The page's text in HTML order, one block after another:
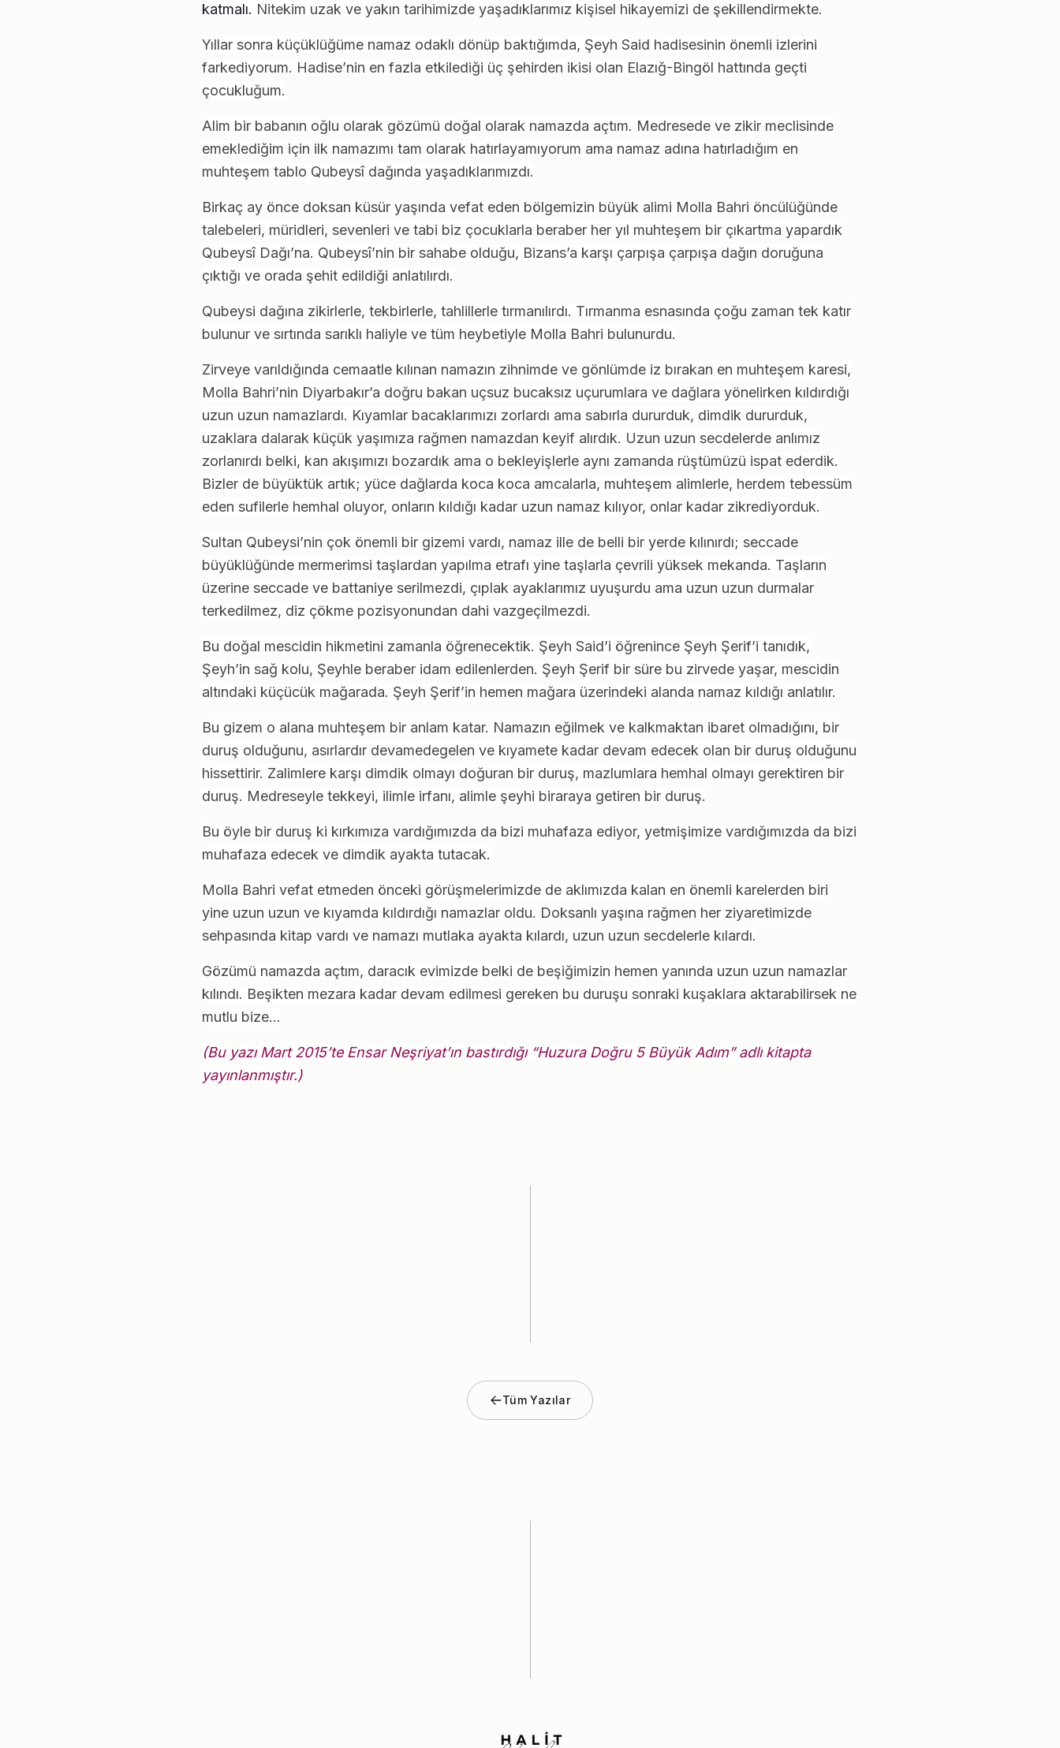
katmalı. Nitekim uzak ve yakın tarihimizde yaşadıklarımız kişisel hikayemizi de şekillendirmekte.
Yıllar sonra küçüklüğüme namaz odaklı dönüp baktığımda, Şeyh Said hadisesinin önemli izlerini
farkediyorum. Hadise’nin en fazla etkilediği üç şehirden ikisi olan Elazığ-Bingöl hattında geçti
çocukluğum.
Alim bir babanın oğlu olarak gözümü doğal olarak namazda açtım. Medresede ve zikir meclisinde
emeklediğim için ilk namazımı tam olarak hatırlayamıyorum ama namaz adına hatırladığım en
muhteşem tablo Qubeysî dağında yaşadıklarımızdı.
Birkaç ay önce doksan küsür yaşında vefat eden bölgemizin büyük alimi Molla Bahri öncülüğünde
talebeleri, müridleri, sevenleri ve tabi biz çocuklarla beraber her yıl muhteşem bir çıkartma yapardık
Qubeysî Dağı’na. Qubeysî’nin bir sahabe olduğu, Bizans’a karşı çarpışa çarpışa dağın doruğuna
çıktığı ve orada şehit edildiği anlatılırdı.
Qubeysi dağına zikirlerle, tekbirlerle, tahlillerle tırmanılırdı. Tırmanma esnasında çoğu zaman tek katır
bulunur ve sırtında sarıklı haliyle ve tüm heybetiyle Molla Bahri bulunurdu.
Zirveye varıldığında cemaatle kılınan namazın zihnimde ve gönlümde iz bırakan en muhteşem karesi,
Molla Bahri’nin Diyarbakır’a doğru bakan uçsuz bucaksız uçurumlara ve dağlara yönelirken kıldırdığı
uzun uzun namazlardı. Kıyamlar bacaklarımızı zorlardı ama sabırla dururduk, dimdik dururduk,
uzaklara dalarak küçük yaşımıza rağmen namazdan keyif alırdık. Uzun uzun secdelerde anlımız
zorlanırdı belki, kan akışımızı bozardık ama o bekleyişlerle aynı zamanda rüştümüzü ispat ederdik.
Bizler de büyüktük artık; yüce dağlarda koca koca amcalarla, muhteşem alimlerle, herdem tebessüm
eden sufilerle hemhal oluyor, onların kıldığı kadar uzun namaz kılıyor, onlar kadar zikrediyorduk.
Sultan Qubeysi’nin çok önemli bir gizemi vardı, namaz ille de belli bir yerde kılınırdı; seccade
büyüklüğünde mermerimsi taşlardan yapılma etrafı yine taşlarla çevrili yüksek mekanda. Taşların
üzerine seccade ve battaniye serilmezdi, çıplak ayaklarımız uyuşurdu ama uzun uzun durmalar
terkedilmez, diz çökme pozisyonundan dahi vazgeçilmezdi.
Bu doğal mescidin hikmetini zamanla öğrenecektik. Şeyh Said’i öğrenince Şeyh Şerif’i tanıdık,
Şeyh’in sağ kolu, Şeyhle beraber idam edilenlerden. Şeyh Şerif bir süre bu zirvede yaşar, mescidin
altındaki küçücük mağarada. Şeyh Şerif’in hemen mağara üzerindeki alanda namaz kıldığı anlatılır.
Bu gizem o alana muhteşem bir anlam katar. Namazın eğilmek ve kalkmaktan ibaret olmadığını, bir
duruş olduğunu, asırlardır devamedegelen ve kıyamete kadar devam edecek olan bir duruş olduğunu
hissettirir. Zalimlere karşı dimdik olmayı doğuran bir duruş, mazlumlara hemhal olmayı gerektiren bir
duruş. Medreseyle tekkeyi, ilimle irfanı, alimle şeyhi biraraya getiren bir duruş.
Bu öyle bir duruş ki kırkımıza vardığımızda da bizi muhafaza ediyor, yetmişimize vardığımızda da bizi
muhafaza edecek ve dimdik ayakta tutacak.
Molla Bahri vefat etmeden önceki görüşmelerimizde de aklımızda kalan en önemli karelerden biri
yine uzun uzun ve kıyamda kıldırdığı namazlar oldu. Doksanlı yaşına rağmen her ziyaretimizde
sehpasında kitap vardı ve namazı mutlaka ayakta kılardı, uzun uzun secdelerle kılardı.
Gözümü namazda açtım, daracık evimizde belki de beşiğimizin hemen yanında uzun uzun namazlar
kılındı. Beşikten mezara kadar devam edilmesi gereken bu duruşu sonraki kuşaklara aktarabilirsek ne
mutlu bize…
(Bu yazı Mart 2015’te Ensar Neşriyat’ın bastırdığı “Huzura Doğru 5 Büyük Adım” adlı kitapta
yayınlanmıştır.)
Tüm Yazılar